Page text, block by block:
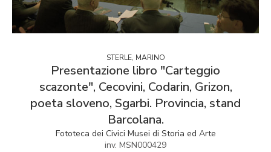
STERLE, MARINO
Presentazione libro "Carteggio
scazonte", Cecovini, Codarin, Grizon,
poeta sloveno, Sgarbi. Provincia, stand
Barcolana.
Fototeca dei Civici Musei di Storia ed Arte
inv. MSN000429